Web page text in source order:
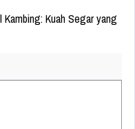
Kambing: Kuah Segar yang